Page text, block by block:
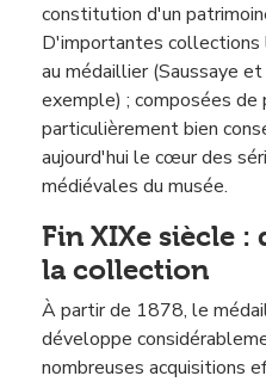
constitution d'un
D'importantes
au médaillier (Saussaye
exemple) ; composées de
particulièrement bien
aujourd'hui le cœur des
médiévales du musée.
Fin XIXe siècle
la collection
À partir de 1878, le
développe
nombreuses acquisitions